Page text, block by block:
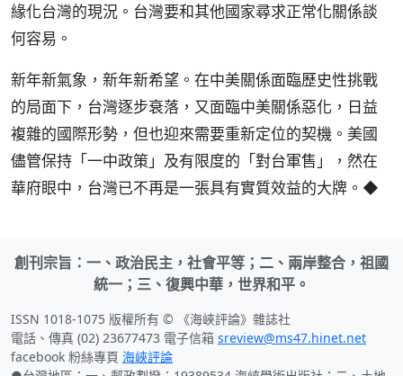
緣化台灣的現況。台灣要和其他國家尋求正常化關係談
何容易。
新年新氣象，新年新希望。在中美關係面臨歷史性挑戰
的局面下，台灣逐步衰落，又面臨中美關係惡化，日益
複雜的國際形勢，但也迎來需要重新定位的契機。美國
儘管保持「一中政策」及有限度的「對台軍售」，然在
華府眼中，台灣已不再是一張具有實質效益的大牌。◆
創刊宗旨：一、政治民主，社會平等；二、兩岸整合，祖國
統一；三、復興中華，世界和平。
ISSN 1018-1075 版權所有 © 《海峽評論》雜誌社
電話、傳真 (02) 23677473 電子信箱 sreview@ms47.hinet.net
facebook 粉絲專頁 海峽評論